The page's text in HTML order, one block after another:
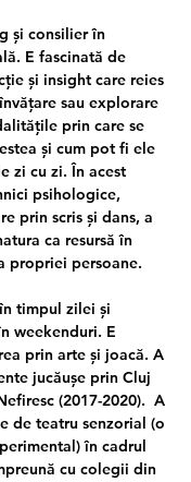
și consilier în
E fascinată de
și insight care reies
sau explorare
prin care se
și cum pot fi ele
zi cu zi. În acest
psihologice,
prin scris și dans, a
ca resursă în
propriei persoane.
timpul zilei și
weekenduri. E
prin arte și joacă. A
jucăușe prin Cluj
(2017-2020).  A
de teatru senzorial (o
în cadrul
cu colegii din